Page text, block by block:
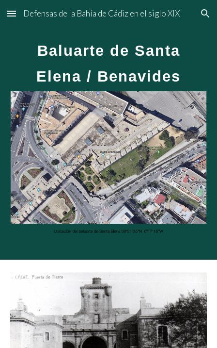
Skip to main content Skip to navigation
Defensas de la Bahía de Cádiz en el siglo XIX
Baluarte de Santa
Elena / Benavides